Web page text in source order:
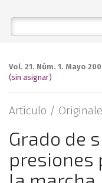
Vol. 21. Núm. 1. Mayo
(sin asignar)
Artículo /
Grado de
presiones